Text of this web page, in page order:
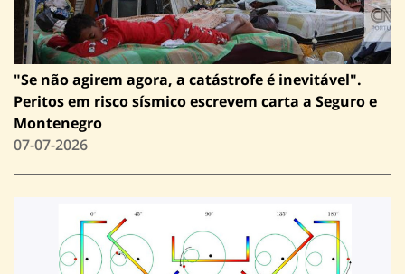
"Se não agirem agora, a catástrofe é inevitável".
Peritos em risco sísmico escrevem carta a Seguro e
Montenegro
07-07-2026